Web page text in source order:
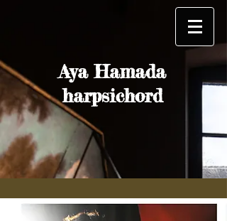
Aya Hamada
harpsichord